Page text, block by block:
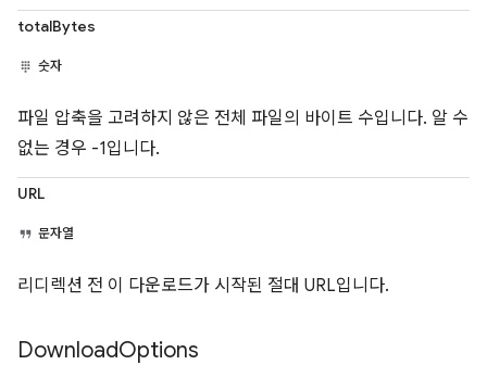
totalBytes
숫자
파일 압축을 고려하지 않은 전체 파일의 바이트 수입니다. 알 수
없는 경우 -1입니다.
URL
문자열
리디렉션 전 이 다운로드가 시작된 절대 URL입니다.
DownloadOptions